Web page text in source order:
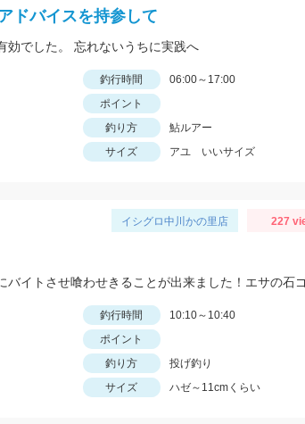
ドバイスを持参して
効でした。 忘れないうちに実践へ
釣行時間
06:00～17:00
ポイント
釣り方
鮎ルアー
サイズ アユ いいサイズ
イシグロ中川かの里店 227
釣行時間
10:10～10:40
ポイント
釣り方
投げ釣り
サイズ ハゼ～11cmくらい